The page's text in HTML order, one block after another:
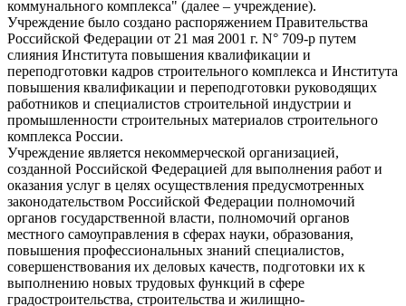
коммунального комплекса" (далее – учреждение).
Учреждение было создано распоряжением Правительства
Российской Федерации от 21 мая 2001 г. N° 709-р путем
слияния Института повышения квалификации и
переподготовки кадров строительного комплекса и Института
повышения квалификации и переподготовки руководящих
работников и специалистов строительной индустрии и
промышленности строительных материалов строительного
комплекса России.
Учреждение является некоммерческой организацией,
созданной Российской Федерацией для выполнения работ и
оказания услуг в целях осуществления предусмотренных
законодательством Российской Федерации полномочий
органов государственной власти, полномочий органов
местного самоуправления в сферах науки, образования,
повышения профессиональных знаний специалистов,
совершенствования их деловых качеств, подготовки их к
выполнению новых трудовых функций в сфере
градостроительства, строительства и жилищно-